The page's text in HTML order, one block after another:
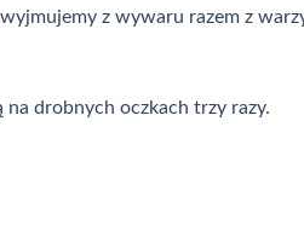
z wywaru razem z
na drobnych oczkach trzy razy.